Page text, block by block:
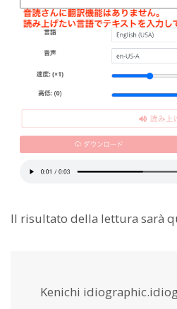
Il risultato della lettura sarà
Kenichi